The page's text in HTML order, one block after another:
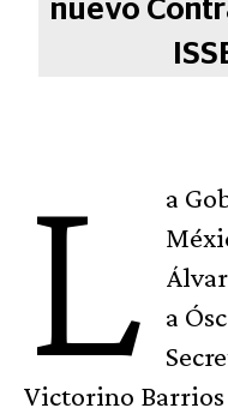
nuevo
L
a
a
Victorino